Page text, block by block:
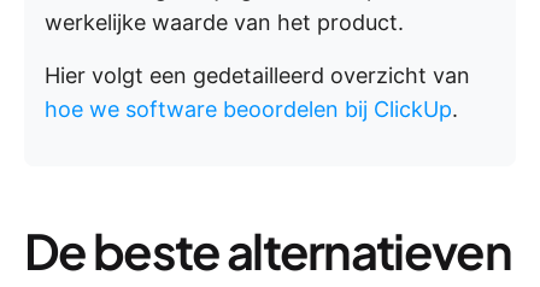
werkelijke waarde van het product.
Hier volgt een gedetailleerd overzicht van
hoe we software beoordelen bij ClickUp.
De beste alternatieven